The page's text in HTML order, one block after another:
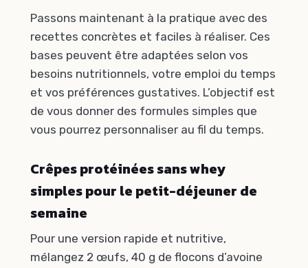
Passons maintenant à la pratique avec des
recettes concrètes et faciles à réaliser. Ces
bases peuvent être adaptées selon vos
besoins nutritionnels, votre emploi du temps
et vos préférences gustatives. L’objectif est
de vous donner des formules simples que
vous pourrez personnaliser au fil du temps.
Crêpes protéinées sans whey
simples pour le petit-déjeuner de
semaine
Pour une version rapide et nutritive,
mélangez 2 œufs, 40 g de flocons d’avoine